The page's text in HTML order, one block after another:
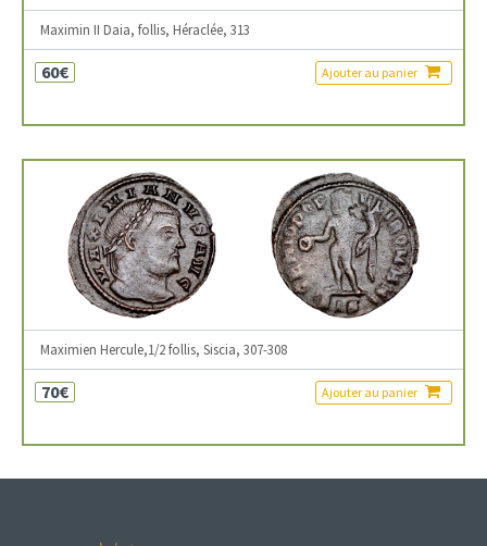
Maximin II Daia, follis, Héraclée, 313
60€ Ajouter au panier
Maximien Hercule,1/2 follis, Siscia, 307-308
70€ Ajouter au panier